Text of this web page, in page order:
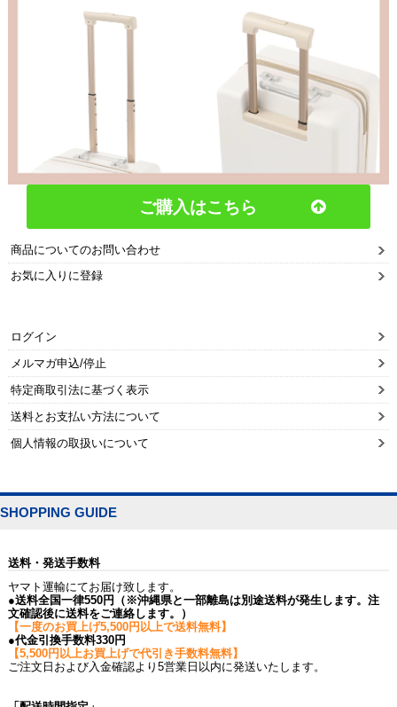
ご購入はこちら
商品についてのお問い合わせ
お気に入りに登録
ログイン
メルマガ申込/停止
特定商取引法に基づく表示
送料とお支払い方法について
個人情報の取扱いについて
SHOPPING GUIDE
送料・発送手数料
ヤマト運輸にてお届け致します。
●送料全国一律550円（※沖縄県と一部離島は別途送料が発生します。注
文確認後に送料をご連絡します。）
【一度のお買上げ5,500円以上で送料無料】
●代金引換手数料330円
【5,500円以上お買上げで代引き手数料無料】
ご注文日および入金確認より5営業日以内に発送いたします。